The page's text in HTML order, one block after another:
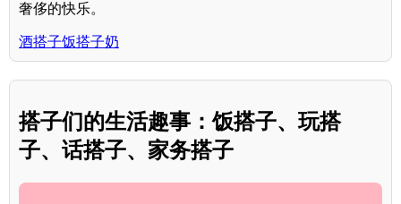
奢侈的快乐。
酒搭子饭搭子奶
搭子们的生活趣事：饭搭子、玩搭
子、话搭子、家务搭子